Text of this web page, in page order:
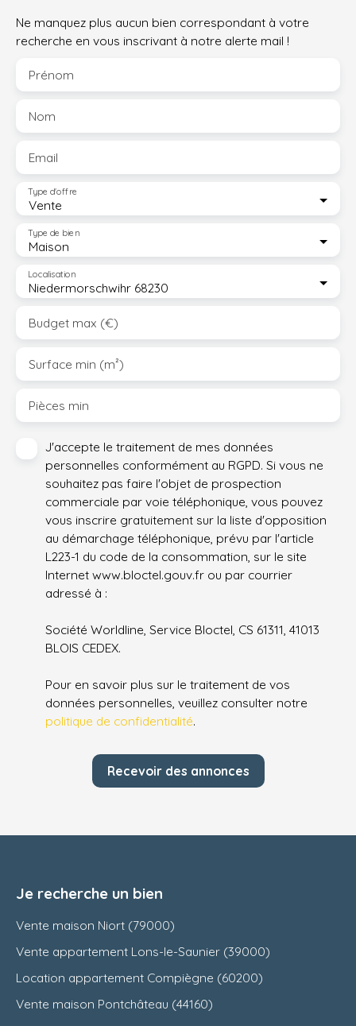
Ne manquez plus aucun bien correspondant à votre
recherche en vous inscrivant à notre alerte mail !
Prénom
Nom
Email
Vente
Type d'offre
Maison
Type de bien
Niedermorschwihr 68230
Localisation
Budget max (€)
Surface min (m²)
Pièces min
J'accepte le traitement de mes données
personnelles conformément au RGPD. Si vous ne
souhaitez pas faire l'objet de prospection
commerciale par voie téléphonique, vous pouvez
vous inscrire gratuitement sur la liste d'opposition
au démarchage téléphonique, prévu par l'article
L223-1 du code de la consommation, sur le site
Internet www.bloctel.gouv.fr ou par courrier
adressé à :
Société Worldline, Service Bloctel, CS 61311, 41013
BLOIS CEDEX.
Pour en savoir plus sur le traitement de vos
données personnelles, veuillez consulter notre
politique de confidentialité.
Recevoir des annonces
Je recherche un bien
Vente maison Niort (79000)
Vente appartement Lons-le-Saunier (39000)
Location appartement Compiègne (60200)
Vente maison Pontchâteau (44160)